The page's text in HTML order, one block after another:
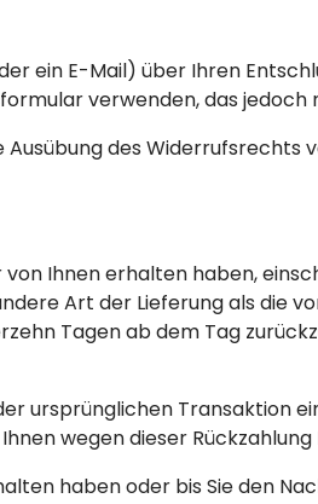
ein E-Mail) über Ihren
verwenden, das jedoch
des Widerrufsrechts
Ihnen erhalten haben,
Art der Lieferung als die
Tagen ab dem Tag
ursprünglichen Transaktion
wegen dieser
haben oder bis Sie den